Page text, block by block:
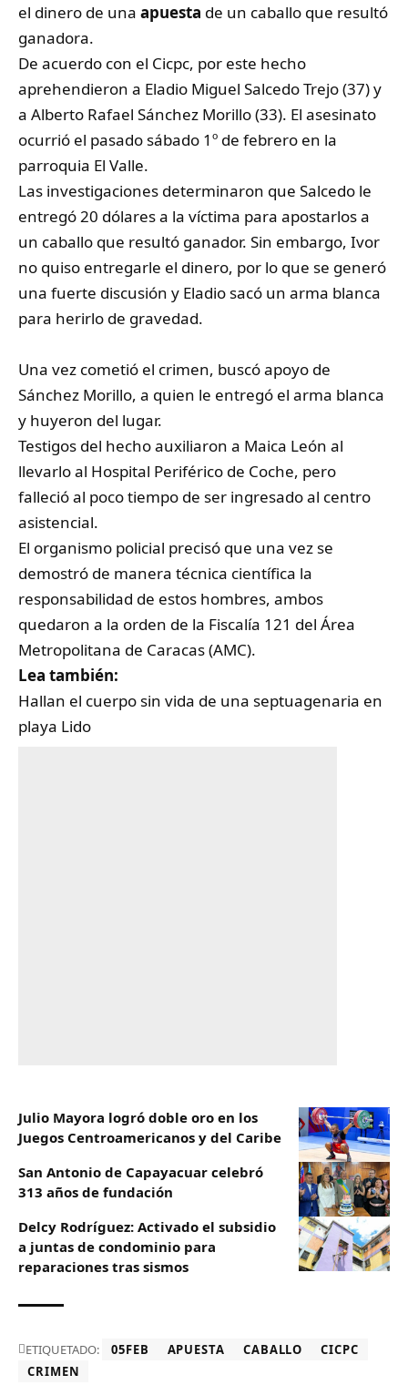
el dinero de una apuesta de un caballo que resultó
ganadora.
De acuerdo con el Cicpc, por este hecho
aprehendieron a Eladio Miguel Salcedo Trejo (37) y
a Alberto Rafael Sánchez Morillo (33). El asesinato
ocurrió el pasado sábado 1º de febrero en la
parroquia El Valle.
Las investigaciones determinaron que Salcedo le
entregó 20 dólares a la víctima para apostarlos a
un caballo que resultó ganador. Sin embargo, Ivor
no quiso entregarle el dinero, por lo que se generó
una fuerte discusión y Eladio sacó un arma blanca
para herirlo de gravedad.
Una vez cometió el crimen, buscó apoyo de
Sánchez Morillo, a quien le entregó el arma blanca
y huyeron del lugar.
Testigos del hecho auxiliaron a Maica León al
llevarlo al Hospital Periférico de Coche, pero
falleció al poco tiempo de ser ingresado al centro
asistencial.
El organismo policial precisó que una vez se
demostró de manera técnica científica la
responsabilidad de estos hombres, ambos
quedaron a la orden de la Fiscalía 121 del Área
Metropolitana de Caracas (AMC).
Lea también:
Hallan el cuerpo sin vida de una septuagenaria en
playa Lido
Julio Mayora logró doble oro en los
Juegos Centroamericanos y del Caribe
San Antonio de Capayacuar celebró
313 años de fundación
Delcy Rodríguez: Activado el subsidio
a juntas de condominio para
reparaciones tras sismos
ETIQUETADO: 05FEB APUESTA CABALLO
CICPC
CRIMEN